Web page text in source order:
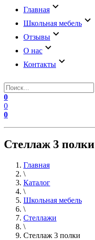
Главная keyboard_arrow_down
Школьная мебель keyboard_arrow_down
Отзывы keyboard_arrow_down
О нас keyboard_arrow_down
Контакты keyboard_arrow_down
0
0
0
Стеллаж 3 полки
Главная
\
Каталог
\
Школьная мебель
\
Стеллажи
\
Стеллаж 3 полки